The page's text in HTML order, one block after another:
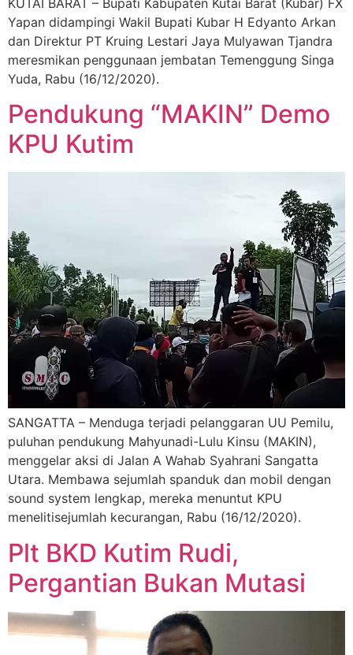
Yapan didampingi Wakil Bupati Kubar H Edyanto Arkan
dan Direktur PT Kruing Lestari Jaya Mulyawan Tjandra
meresmikan penggunaan jembatan Temenggung Singa
Yuda, Rabu (16/12/2020).
Pendukung “MAKIN” Demo
KPU Kutim
SANGATTA – Menduga terjadi pelanggaran UU Pemilu,
puluhan pendukung Mahyunadi-Lulu Kinsu (MAKIN),
menggelar aksi di Jalan A Wahab Syahrani Sangatta
Utara. Membawa sejumlah spanduk dan mobil dengan
sound system lengkap, mereka menuntut KPU
menelitisejumlah kecurangan, Rabu (16/12/2020).
Plt BKD Kutim Rudi,
Pergantian Bukan Mutasi